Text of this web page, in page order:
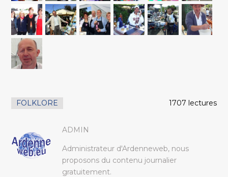
FOLKLORE 1707 lectures
ADMIN
Administrateur d'Ardenneweb, nous
proposons du contenu journalier
gratuitement.